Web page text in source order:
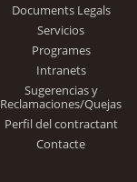
Documents Legals
Servicios
Programes
Intranets
Sugerencias y
Reclamaciones/Quejas
Perfil del contractant
Contacte